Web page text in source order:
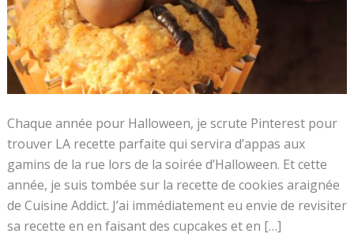
Chaque année pour Halloween, je scrute Pinterest pour
trouver LA recette parfaite qui servira d’appas aux
gamins de la rue lors de la soirée d’Halloween. Et cette
année, je suis tombée sur la recette de cookies araignée
de Cuisine Addict. J’ai immédiatement eu envie de revisiter
sa recette en en faisant des cupcakes et en […]